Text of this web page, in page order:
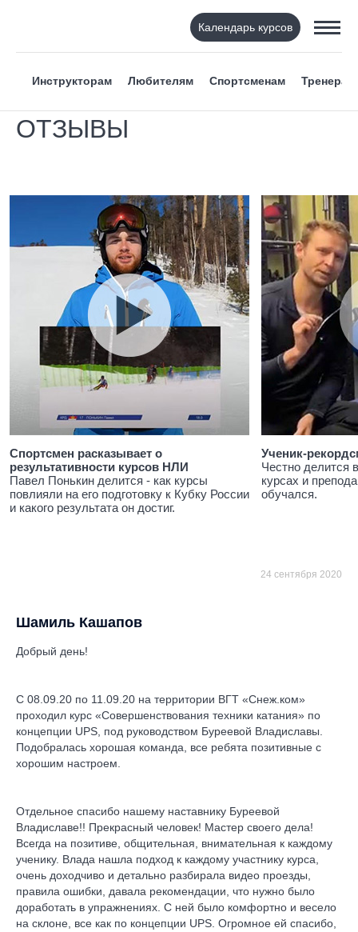
Календарь курсов
Инструкторам Любителям Спортсменам Тренерам
ОТЗЫВЫ
Спортсмен расказывает о
результативности курсов НЛИ
Павел Понькин делится - как курсы
повлияли на его подготовку к Кубку России
и какого результата он достиг.
Ученик-
Честно делится
курсах и
обучался.
24 сентября 2020
Шамиль Кашапов
Добрый день!
С 08.09.20 по 11.09.20 на территории ВГТ «Снеж.ком»
проходил курс «Совершенствования техники катания» по
концепции UPS, под руководством Буреевой Владиславы.
Подобралась хорошая команда, все ребята позитивные с
хорошим настроем.
Отдельное спасибо нашему наставнику Буреевой
Владиславе!! Прекрасный человек! Мастер своего дела!
Всегда на позитиве, общительная, внимательная к каждому
ученику. Влада нашла подход к каждому участнику курса,
очень доходчиво и детально разбирала видео проезды,
правила ошибки, давала рекомендации, что нужно было
доработать в упражнениях. С ней было комфортно и весело
на склоне, все как по концепции UPS. Огромное ей спасибо,